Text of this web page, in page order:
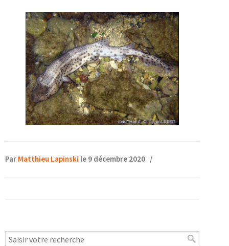
Par Matthieu Lapinski le 9 décembre 2020 /